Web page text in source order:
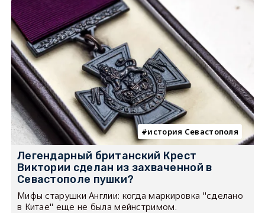
история Севастополя
Легендарный британский Крест
Виктории сделан из захваченной в
Севастополе пушки?
Мифы старушки Англии: когда маркировка "сделано
в Китае" еще не была мейнстримом.